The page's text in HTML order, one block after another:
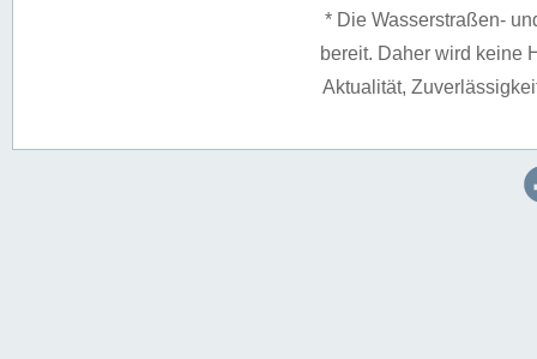
* Die Wasserstraßen-
bereit. Daher wird keine
Aktualität,